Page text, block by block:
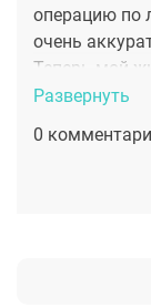
операцию по
очень
Теперь мой
в бассейне и
особенно
мечтала
Развернуть
0